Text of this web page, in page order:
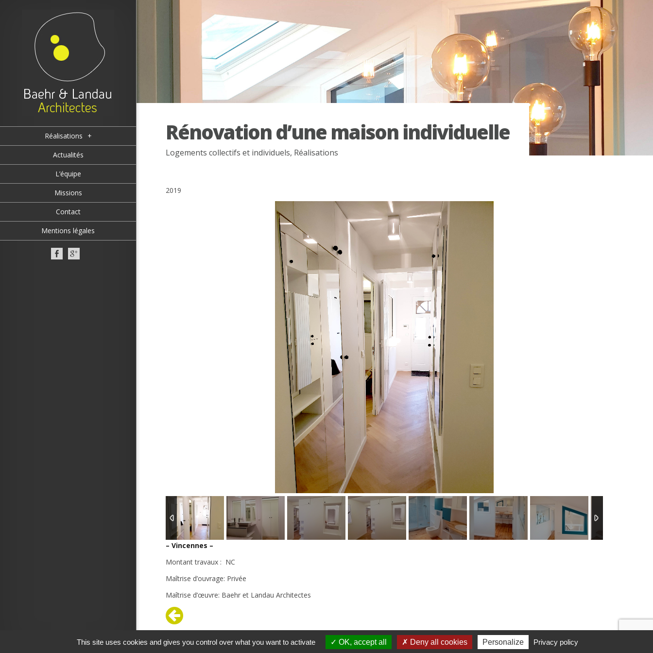
Réalisations +
Actualités
L’équipe
Missions
Contact
Mentions légales
Rénovation d’une maison individuelle
Logements collectifs et individuels, Réalisations
2019
– Vincennes –
Montant travaux : NC
Maîtrise d’ouvrage: Privée
Maîtrise d’œuvre: Baehr et Landau Architectes
This site uses cookies and gives you control over what you want to activate OK, accept all Deny all cookies Personalize Privacy policy